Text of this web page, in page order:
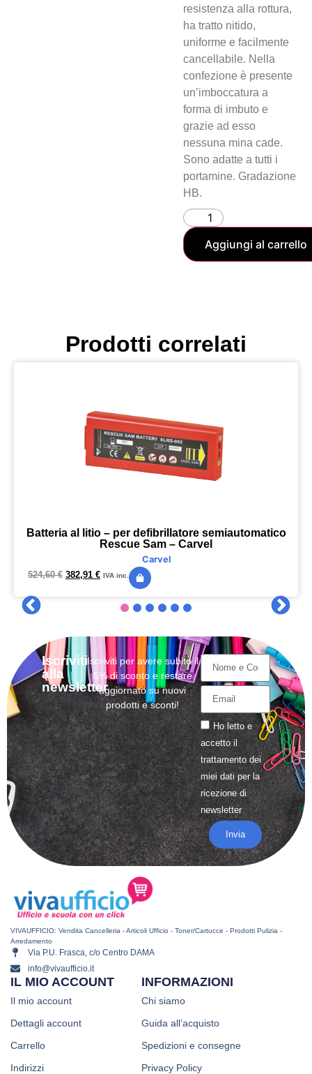
resistenza alla rottura,
ha tratto nitido,
uniforme e facilmente
cancellabile. Nella
confezione è presente
un’imboccatura a
forma di imbuto e
grazie ad esso
nessuna mina cade.
Sono adatte a tutti i
portamine. Gradazione
HB.
Aggiungi al carrello
Prodotti correlati
Batteria al litio – per defibrillatore semiautomatico
Rescue Sam – Carvel
Carvel
524,60€ 382,91 € IVA inc.
Iscriviti
alla
newsletter
Iscriviti per avere subito il
5% di sconto e restare
aggiornato su nuovi
prodotti e sconti!
Ho letto e
accetto il
trattamentodei
miei dati per la
ricezione di
newsletter
Invia
VIVAUFFICIO: Vendita Cancelleria - Articoli Ufficio - Toner/Cartucce - Prodotti Pulizia -
Arredamento
Via P.U. Frasca, c/o Centro DAMA
info@vivaufficio.it
INFORMAZIONI
Chi siamo
Guida all’acquisto
Spedizioni e consegne
Privacy Policy
IL MIO ACCOUNT
Il mio account
Dettagli account
Carrello
Indirizzi